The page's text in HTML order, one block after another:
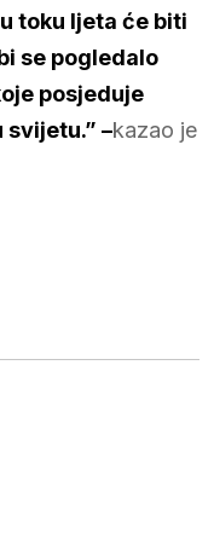
toku ljeta će biti
se pogledalo
posjeduje
svijetu.” –kazao je